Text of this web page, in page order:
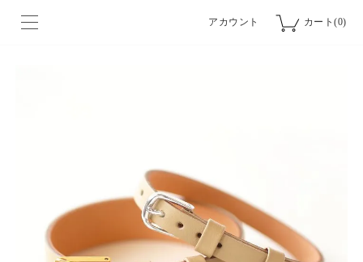
アカウント カート(0)